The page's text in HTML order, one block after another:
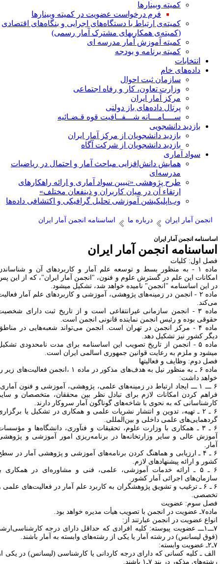
کمیته وبینارها
فرم درخواست عضویت در کمیته وبینارها
کمیته‌ی ارتباط با دستگاه‌های اجرایی و بنگاه‌های اقتصادی
(کمیته‌ی همکاریهای مشترک آمار رسمی)
کمیته آموزش آمار مدرسه ای
کمیته برنامه و بودجه
انتخابات
داده‌های خام
سازمان ثبت احوال
وزارت تعاون، کار و رفاه اجتماعی
مرکز آمار ایران
پرتال داده‌های باز دولتی
ســــامـــانه شـــفــافیت قوه قـضـائیه
بازدید دانشجویی
بازدید دانشجویان از مرکز آمار ایران
بازدید دانشجویان از شرکت آگاه
سواد آماری
همایش دانش‌افزایی مباحث آمار و احتمال در ریاضیات
مدرسه‌ای
طرح پژوهشی «تبیین سواد آماری و ارائه راهکارهای
ارتقاء آن در میان کاربران و ذینفعان مختلف»
وب‌اپلیکیشن آموزشی تحلیل گرافیکی و اکتشافی داده‌ها
انجمن آمار ایران درباره ما اساسنامه انجمن آمار ایران
انجمن آمار ایران
انجمن آمار ایران
اول: کلیات
ماده ۱ - به منظور بسط و توسعه علم آمار و کاربردهای آن و شناساندن
این علم در گسترش علوم و فنون، "انجمن آمار ایران"، که از این پس
این اساسنامه "انجمن" نامیده خواهد شد، تشکیل میشود.
ماده ۲ - انجمن در زمینه‌های پژوهشی، آموزشی و کاربردهای علم آمار فعالیت
ماده ۳ - انجمن سازمانی غیرانتفاعی است و از تاریخ ثبت دارای شخصیت
بوده و رئیس انجمن نماینده‌ قانونی انجمن است.
ماده ۴ - مرکز انجمن در تهران است. انجمن می‌تواند شعبه‌هایی در مناطق
کشور نیز تشکیل دهد.
ماده ۵ - انجمن از تاریخ تصویب این اساسنامه برای مدت نامحدودی تشکیل
و ملزم به رعایت قوانین جمهوری اسالمی ایران است.
دوم: وظایف و فعالیتها
ماده ۶ ـ به منظور نیل به هدف‌های مذکور در ماده ۱ ،انجمن فعالیت‌های زیر را
داشت:
۶ ـــ ۱ ـــ ایجاد ارتباط در زمینه‌های علمی، پژوهشی، آموزشی و فنون آماری،
کردن امکانات لازم برای تبادل نظر بین محققان، متخصصان و سایر
که به نحوی با شاخه‌های گوناگون آمار سروکار دارند.
۶ ـ ۲ ـ تهیه، تدوین و انتشار نشریات علمی و همکاری در تشکیل یا برگزاری
علمی داخلی و بین‌المللی.
۶ ـ ۳ ـ همکاری با وزارت علوم، تحقیقات و فنآوری، دانشگاه‌ها و مؤسسات
عالی و سایر وزارتخانه‌ها در برنامه‌ریزی امور آموزشی و پژوهشی
۶ ـ ۴ ـ ارزیابی و هماهنگ کردن برنامه‌های آموزشی و پژوهشی آمار در سطح
و ارائه پیشنهادهای لازم.
۶ ـ ۵ ـ ارائه خدمات آموزشی، علمی، فنی و مشاوره‌ای در همکاری با
اجرائی آمار کشور.
۶ ـ ۶ ـ ترغیب و تشویق پژوهشگران به کاربرد علم آمار در فعالیت‌های علمی و
سوم: عضویت
انجمن با تصویب هیأت مدیره خواهد بود.
عضویت در انجمن عبارتند از:
۷ـــ۱ـــ عضویت پیوسته: کلیه افرادی که حداقل دارای درجه کارشناسی‌ارشد
لیسانس) در رشته آمار یا یکی از رشته‌های وابسته به آمار باشند.
ـ کلیه کسانی که دارای درجه کاردانی یا کارشناسی (لیسانس) در یکی از
مذکور در بند ۷ـ۱ باشند.